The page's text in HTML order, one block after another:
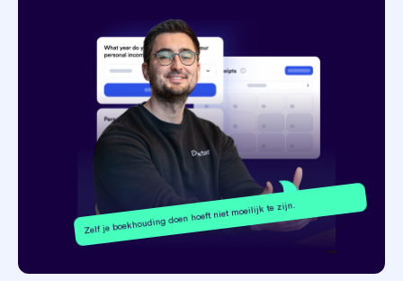
Zelf je boekhouding doen hoeft niet moeilijk te zijn.